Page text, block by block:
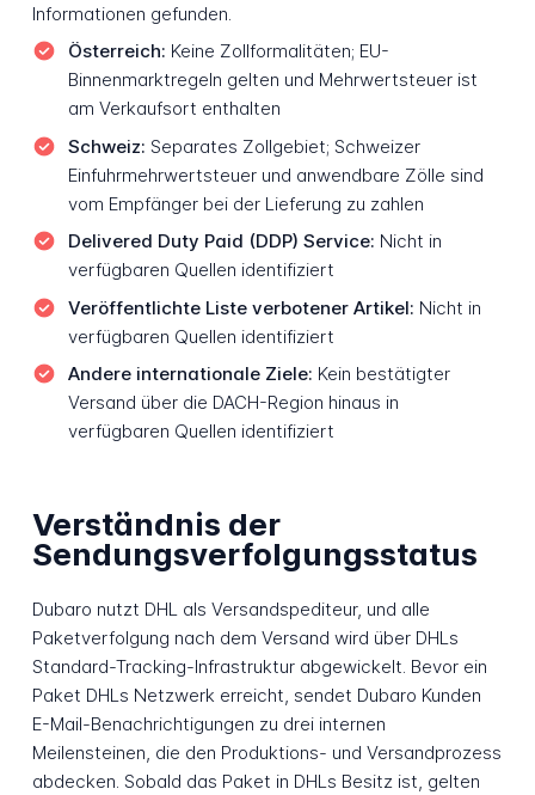
Informationen gefunden.
Österreich: Keine Zollformalitäten; EU-
Binnenmarktregeln gelten und Mehrwertsteuer ist
am Verkaufsort enthalten
Schweiz: Separates Zollgebiet; Schweizer
Einfuhrmehrwertsteuer und anwendbare Zölle sind
vom Empfänger bei der Lieferung zu zahlen
Delivered Duty Paid (DDP) Service: Nicht in
verfügbaren Quellen identifiziert
Veröffentlichte Liste verbotener Artikel: Nicht in
verfügbaren Quellen identifiziert
Andere internationale Ziele: Kein bestätigter
Versand über die DACH-Region hinaus in
verfügbaren Quellen identifiziert
Verständnis der
Sendungsverfolgungsstatus
Dubaro nutzt DHL als Versandspediteur, und alle
Paketverfolgung nach dem Versand wird über DHLs
Standard-Tracking-Infrastruktur abgewickelt. Bevor ein
Paket DHLs Netzwerk erreicht, sendet Dubaro Kunden
E-Mail-Benachrichtigungen zu drei internen
Meilensteinen, die den Produktions- und Versandprozess
abdecken. Sobald das Paket in DHLs Besitz ist, gelten